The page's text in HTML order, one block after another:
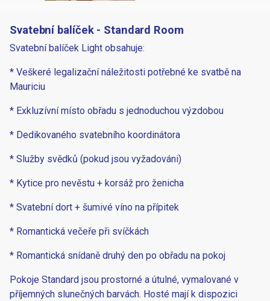
Svatební balíček - Standard Room
Svatební balíček Light obsahuje:
* Veškeré legalizační náležitosti potřebné ke svatbě na
Mauriciu
* Exkluzívní místo obřadu s jednoduchou výzdobou
* Dedikovaného svatebního koordinátora
* Služby svědků (pokud jsou vyžadováni)
* Kytice pro nevěstu + korsáž pro ženicha
* Svatební dort + šumivé víno na přípitek
* Romantická večeře při svíčkách
* Romantická snídaně druhý den po obřadu na pokoj
Pokoje Standard jsou prostorné a útulné, vymalované v
příjemných slunečných barvách. Hosté mají k dispozici